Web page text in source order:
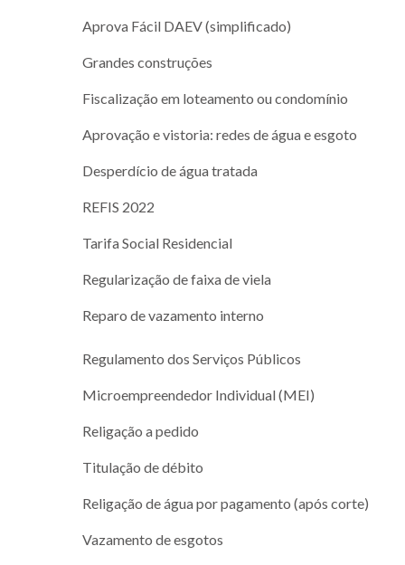
Aprova Fácil DAEV (simplificado)
Grandes construções
Fiscalização em loteamento ou condomínio
Aprovação e vistoria: redes de água e esgoto
Desperdício de água tratada
REFIS 2022
Tarifa Social Residencial
Regularização de faixa de viela
Reparo de vazamento interno
Regulamento dos Serviços Públicos
Microempreendedor Individual (MEI)
Religação a pedido
Titulação de débito
Religação de água por pagamento (após corte)
Vazamento de esgotos